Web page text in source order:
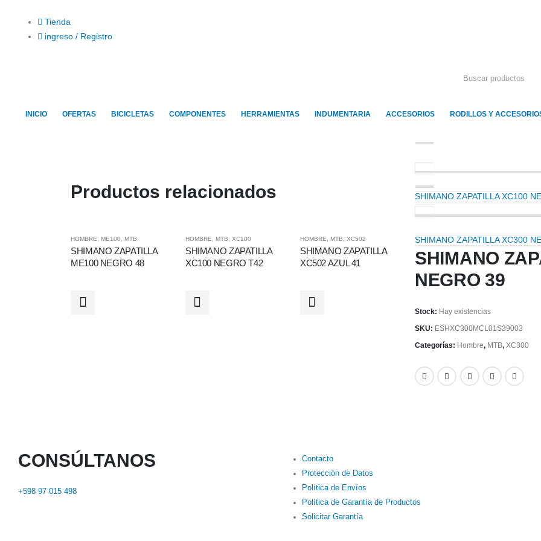
Tienda
ingreso / Registro
INICIO OFERTAS BICICLETAS COMPONENTES HERRAMIENTAS INDUMENTARIA ACCESORIOS RODILLOS Y
Productos relacionados
HOMBRE ME100 MTB
SHIMANO ZAPATILLA
ME100 NEGRO 48
HOMBRE MTB XC100
SHIMANO ZAPATILLA
XC100 NEGRO T42
HOMBRE MTB XC502
SHIMANO ZAPATILLA
XC502 AZUL 41
SHIMANO ZAPATILLA
SHIMANO ZAPATILLA XC100
SHIMANO ZAPATILLA XC300
SHIMANO
NEGRO 39
Stock: Hay existencias
SKU: ESHXC300MCL01S39003
Categorías: Hombre, MTB, XC300
CONSÚLTANOS
+598 97 015 498
Contacto
Protección de Datos
Política de Envíos
Política de Garantía de Productos
Solicitar Garantía